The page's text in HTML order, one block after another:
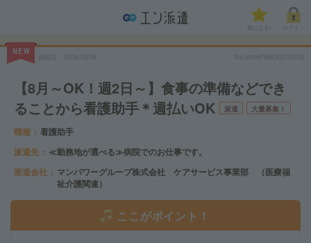
気になる!
NEW
No.MANPWK903109-03
【8月～OK！週2日～】食事の準備などでき
ることから看護助手＊週払いOK
派遣 大量募集！
職種
看護助手
派遣先
≪勤務地が選べる≫病院でのお仕事です。
派遣会社
マンパワーグループ株式会社 ケアサービス事業部 （医療福
祉介護関連）
ここがポイント！